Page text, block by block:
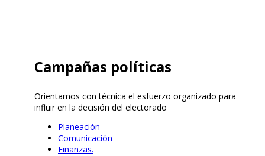
Campañas políticas
Orientamos con técnica el esfuerzo organizado para
influir en la decisión del electorado
Planeación
Comunicación
Finanzas.